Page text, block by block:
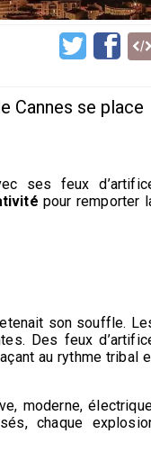
Cannes se place
ses feux
pour remporter
son souffle.
Des feux
au rythme tribal
moderne,
chaque